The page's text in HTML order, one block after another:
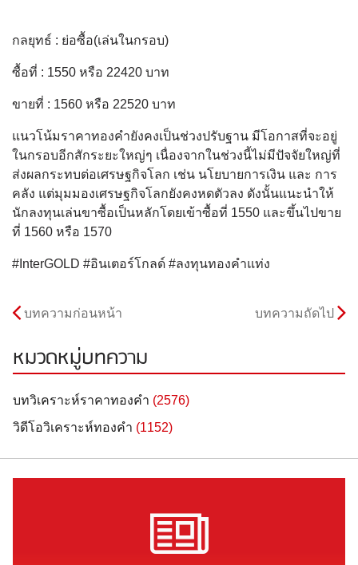
กลยุทธ์ : ย่อซื้อ(เล่นในกรอบ)
ซื้อที่ : 1550 หรือ 22420 บาท
ขายที่ : 1560 หรือ 22520 บาท
แนวโน้มราคาทองคำยังคงเป็นช่วงปรับฐาน มีโอกาสที่จะอยู่
ในกรอบอีกสักระยะใหญ่ๆ เนื่องจากในช่วงนี้ไม่มีปัจจัยใหญ่ที่
ส่งผลกระทบต่อเศรษฐกิจโลก เช่น นโยบายการเงิน และ การ
คลัง แต่มุมมองเศรษฐกิจโลกยังคงหดตัวลง ดังนั้นแนะนำให้
นักลงทุนเล่นขาซื้อเป็นหลักโดยเข้าซื้อที่ 1550 และขึ้นไปขาย
ที่ 1560 หรือ 1570
#InterGOLD #อินเตอร์โกลด์ #ลงทุนทองคำแท่ง
บทความก่อนหน้า บทความถัดไป
หมวดหมู่บทความ
บทวิเคราะห์ราคาทองคำ (2576)
วิดีโอวิเคราะห์ทองคำ (1152)